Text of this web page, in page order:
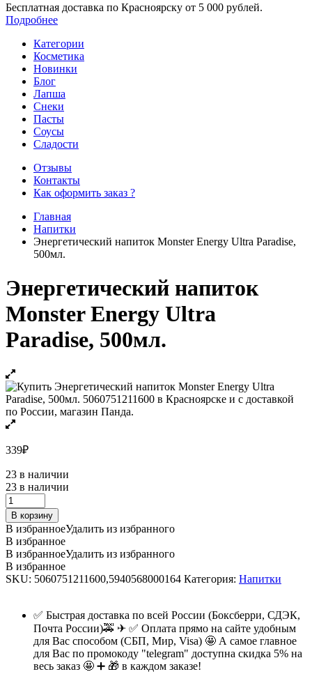
Бесплатная доставка по Красноярску от 5 000 рублей.
Подробнее
Категории
Косметика
Новинки
Блог
Лапша
Снеки
Пасты
Соусы
Сладости
Отзывы
Контакты
Как оформить заказ ?
Главная
Напитки
Энергетический напиток Monster Energy Ultra Paradise,
500мл.
Энергетический напиток
Monster Energy Ultra
Paradise, 500мл.
339₽
23 в наличии
23 в наличии
Энергетический
напиток
Monster
Energy
Ultra
Paradise,
500мл.
quantity
В корзину
В избранноеУдалить из избранного
В избранное
В избранноеУдалить из избранного
В избранное
SKU: 5060751211600,5940568000164 Категория: Напитки
✅ Быстрая доставка по всей России (Боксберри, СДЭК,
Почта России)🚕 ✈ ✅ Оплата прямо на сайте удобным
для Вас способом (СБП, Мир, Visa) 🤩 А самое главное
для Вас по промокоду "telegram" доступна скидка 5% на
весь заказ 🤩 ➕ 🎁 в каждом заказе!